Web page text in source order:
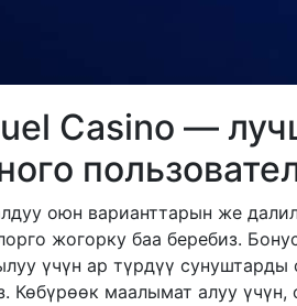
Casino —
оюн варианттарын же
жогорку баа беребиз.
үчүн ар түрдүү
Көбүрөөк маалымат алуу